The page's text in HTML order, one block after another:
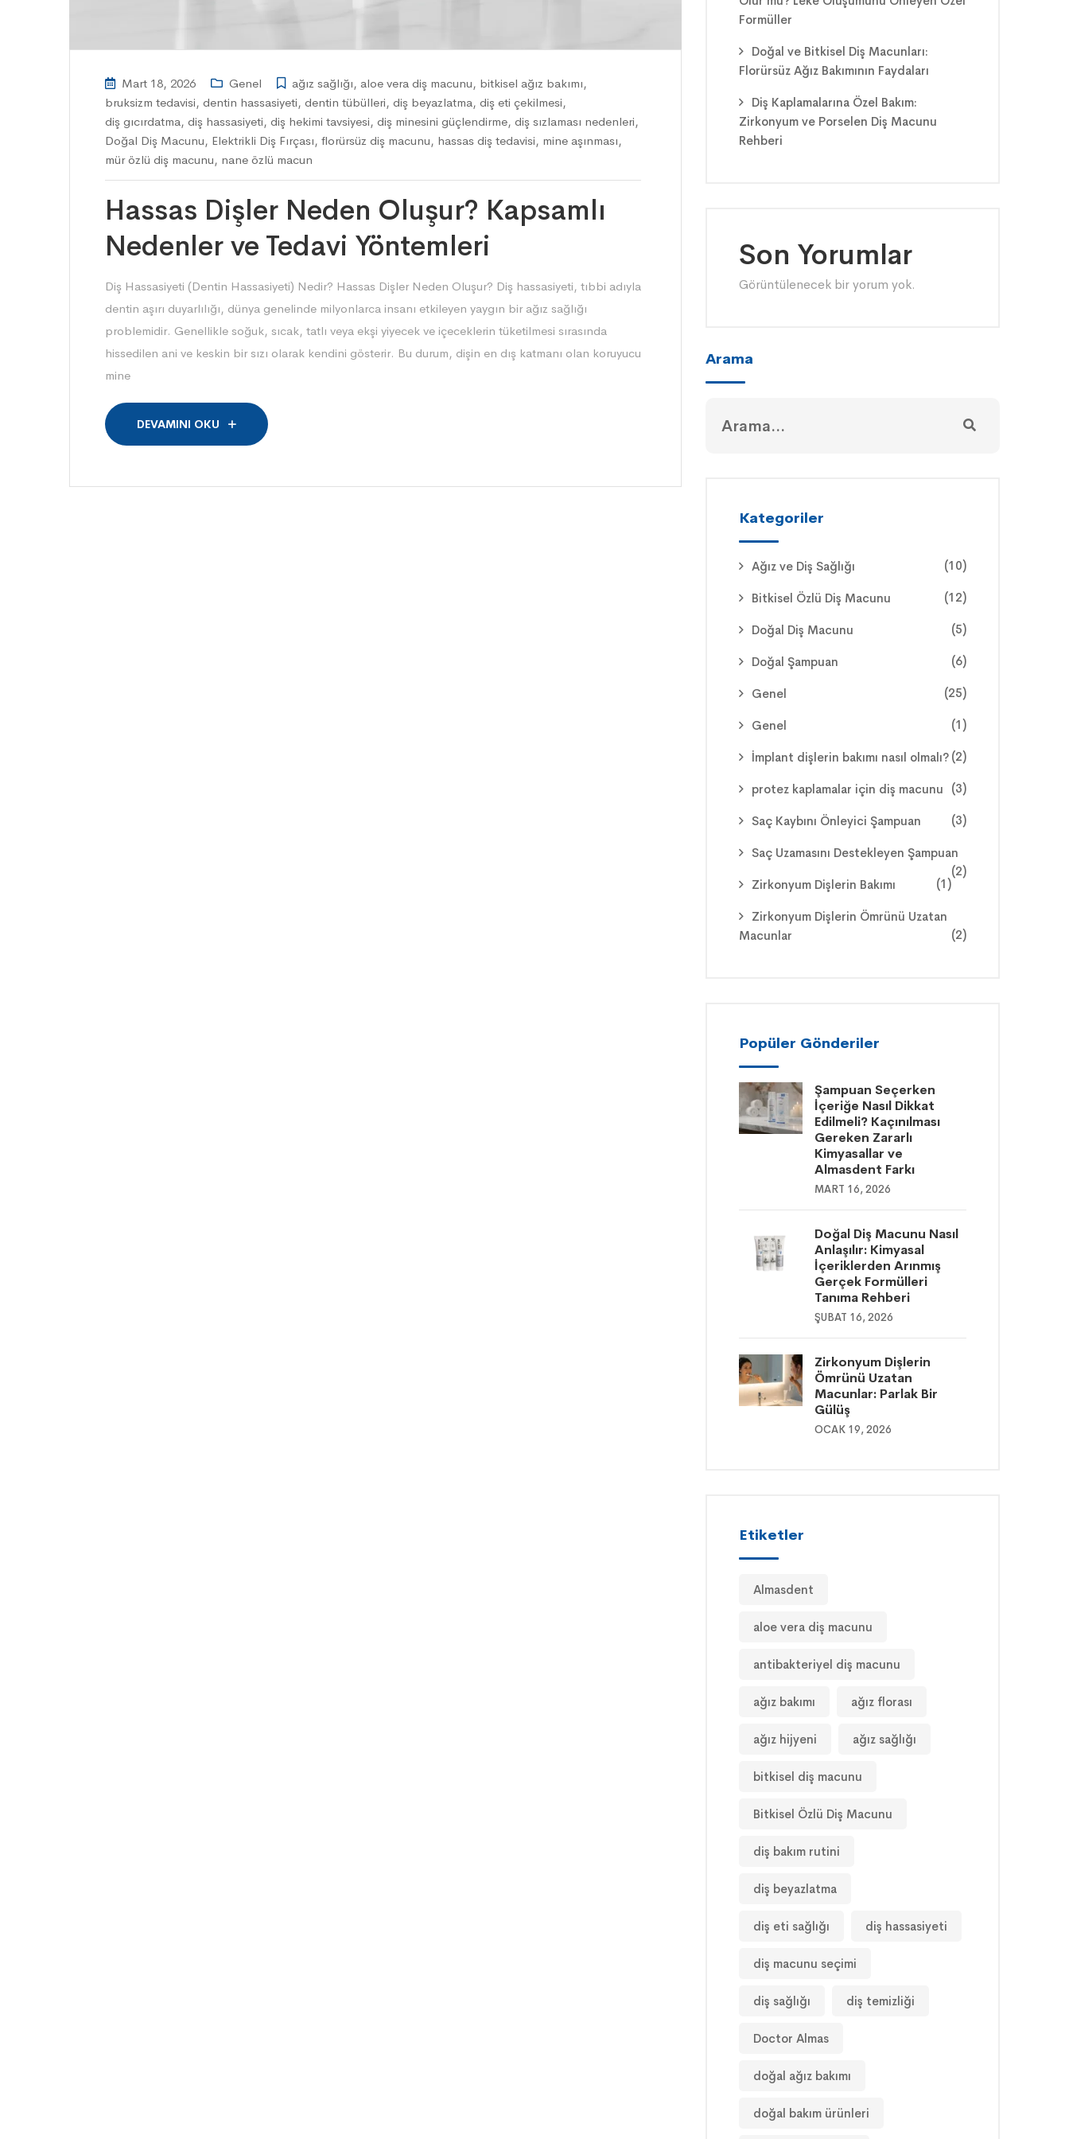
Mart 18, 2026 Genel ağız sağlığı, aloe vera diş macunu, bitkisel ağız bakımı,
bruksizm tedavisi, dentin hassasiyeti, dentin tübülleri, diş beyazlatma, diş eti çekilmesi,
diş gıcırdatma, diş hassasiyeti, diş hekimi tavsiyesi, diş minesini güçlendirme, diş sızlaması nedenleri,
Doğal Diş Macunu, Elektrikli Diş Fırçası, florürsüz diş macunu, hassas diş tedavisi, mine aşınması,
mür özlü diş macunu, nane özlü macun
Hassas Dişler Neden Oluşur? Kapsamlı
Nedenler ve Tedavi Yöntemleri
Diş Hassasiyeti (Dentin Hassasiyeti) Nedir? Hassas Dişler Neden Oluşur? Diş hassasiyeti, tıbbi adıyla
dentin aşırı duyarlılığı, dünya genelinde milyonlarca insanı etkileyen yaygın bir ağız sağlığı
problemidir. Genellikle soğuk, sıcak, tatlı veya ekşi yiyecek ve içeceklerin tüketilmesi sırasında
hissedilen ani ve keskin bir sızı olarak kendini gösterir. Bu durum, dişin en dış katmanı olan koruyucu
mine
DEVAMINI OKU
Formüller
Doğal ve Bitkisel Diş Macunları:
Florürsüz Ağız Bakımının Faydaları
Diş Kaplamalarına Özel Bakım:
Zirkonyum ve Porselen Diş Macunu
Rehberi
Son Yorumlar
Görüntülenecek bir yorum yok.
Arama
Kategoriler
Ağız ve Diş Sağlığı (10)
Bitkisel Özlü Diş Macunu (12)
Doğal Diş Macunu (5)
Doğal Şampuan (6)
Genel (25)
Genel (1)
İmplant dişlerin bakımı nasıl olmalı? (2)
protez kaplamalar için diş macunu (3)
Saç Kaybını Önleyici Şampuan (3)
Saç Uzamasını Destekleyen Şampuan
(2)
Zirkonyum Dişlerin Bakımı
(1)
Zirkonyum Dişlerin Ömrünü Uzatan
Macunlar
(2)
Popüler Gönderiler
Şampuan Seçerken
İçeriğe Nasıl Dikkat
Edilmeli? Kaçınılması
Gereken Zararlı
Kimyasallar ve
Almasdent Farkı
MART 16, 2026
Doğal Diş Macunu Nasıl
Anlaşılır: Kimyasal
İçeriklerden Arınmış
Gerçek Formülleri
Tanıma Rehberi
ŞUBAT 16, 2026
Zirkonyum Dişlerin
Ömrünü Uzatan
Macunlar: Parlak Bir
Gülüş
OCAK 19, 2026
Etiketler
Almasdent
aloe vera diş macunu
antibakteriyel diş macunu
ağız bakımı ağız florası
ağız hijyeni ağız sağlığı
bitkisel diş macunu
Bitkisel Özlü Diş Macunu
diş bakım rutini
diş beyazlatma
diş eti sağlığı diş hassasiyeti
diş macunu seçimi
diş sağlığı diş temizliği
Doctor Almas
doğal ağız bakımı
doğal bakım ürünleri